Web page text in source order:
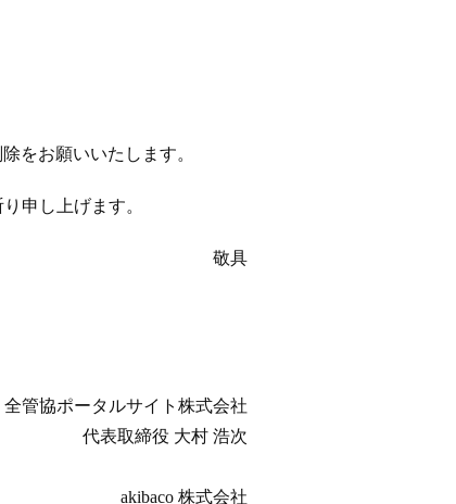
をお願いいたします。
申し上げます。
敬具
全管協ポータルサイト株式会社
代表取締役 大村 浩次
akibaco 株式会社